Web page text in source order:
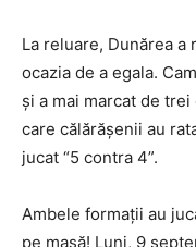
La reluare, Dunărea
ocazia de a egala.
și a mai marcat de
care călărășenii au
jucat “5 contra 4”.
Ambele formații au
pe masă! Luni, 9